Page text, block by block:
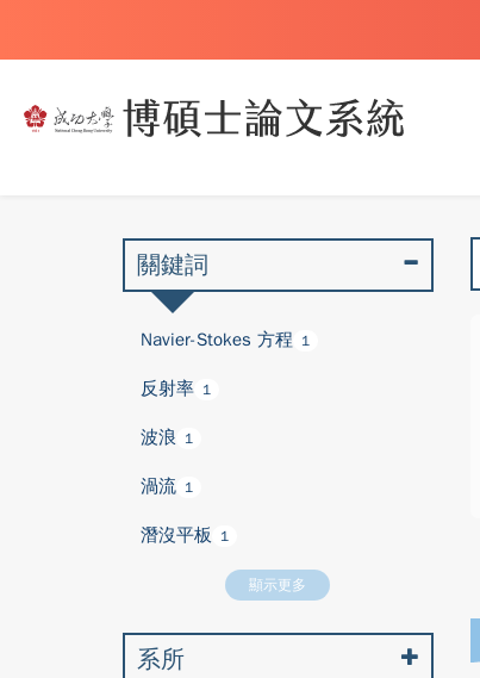
關鍵詞
Navier-Stokes 方程 1
反射率 1
波浪 1
渦流 1
潛沒平板 1
顯示更多
系所